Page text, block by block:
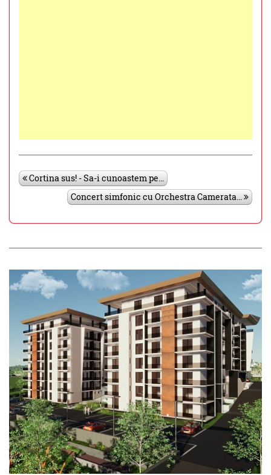
Cortina sus! - Sa-i cunoastem pe...
Concert simfonic cu Orchestra Camerata...